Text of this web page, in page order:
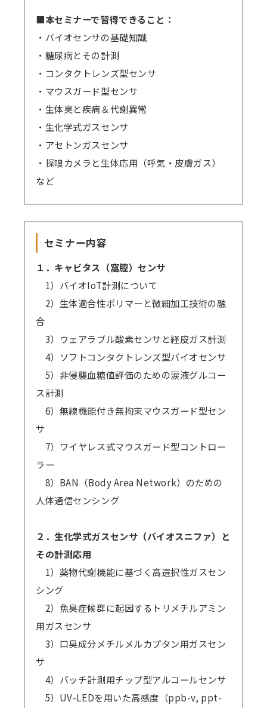
■本セミナーで習得できること：
・バイオセンサの基礎知識
・糖尿病とその計測
・コンタクトレンズ型センサ
・マウスガード型センサ
・生体臭と疾病＆代謝異常
・生化学式ガスセンサ
・アセトンガスセンサ
・探嗅カメラと生体応用（呼気・皮膚ガス）
など
セミナー内容
１．キャビタス（窩腔）センサ
1）バイオIoT計測について
2）生体適合性ポリマーと微細加工技術の融
合
3）ウェアラブル酸素センサと経皮ガス計測
4）ソフトコンタクトレンズ型バイオセンサ
5）非侵襲血糖値評価のための涙液グルコー
ス計測
6）無線機能付き無拘束マウスガード型セン
サ
7）ワイヤレス式マウスガード型コントロー
ラー
8）BAN（Body Area Network）のための
人体通信センシング
２．生化学式ガスセンサ（バイオスニファ）と
その計測応用
1）薬物代謝機能に基づく高選択性ガスセン
シング
2）魚臭症候群に起因するトリメチルアミン
用ガスセンサ
3）口臭成分メチルメルカプタン用ガスセン
サ
4）バッチ計測用チップ型アルコールセンサ
5）UV-LEDを用いた高感度（ppb-v, ppt-